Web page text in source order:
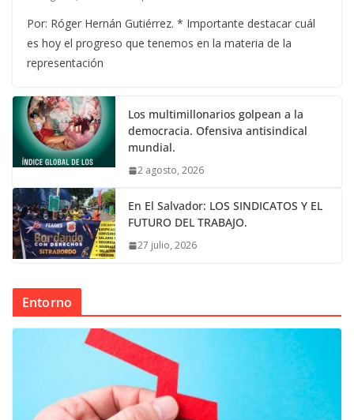
Por: Róger Hernán Gutiérrez. * Importante destacar cuál
es hoy el progreso que tenemos en la materia de la
representación
Los multimillonarios golpean a la
democracia. Ofensiva antisindical
mundial.
2 agosto, 2026
En El Salvador: LOS SINDICATOS Y EL
FUTURO DEL TRABAJO.
27 julio, 2026
Entorno